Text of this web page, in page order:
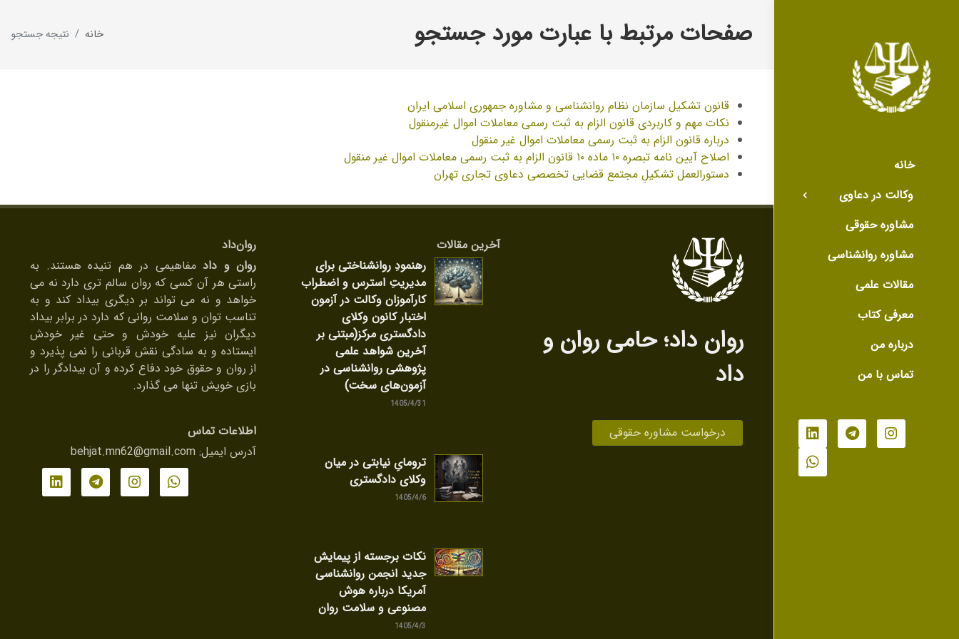
خانه
وکالت در دعاوی
مشاوره حقوقی
مشاوره روانشناسی
مقالات علمی
معرفی کتاب
درباره من
تماس با من
صفحات مرتبط با عبارت مورد جستجو خانه نتیجه جستجو
قانون تشکیل سازمان نظام روانشناسی و مشاوره جمهوری اسلامی ایران
نکات مهم و کاربردی قانون الزام به ثبت رسمی معاملات اموال غیرمنقول
درباره قانون الزام به ثبت رسمی معاملات اموال غیر منقول
اصلاح آیین نامه تبصره ۱۰ ماده ۱۰ قانون الزام به ثبت رسمی معاملات اموال غیر منقول
دستورالعمل تشکیلِ مجتمع قضایی تخصصی دعاوی تجاری تهران
روان داد‌؛ حامی روان‌ و
داد
درخواست مشاوره حقوقی
آخرین مقالات
رهنمودِ روانشناختی برای
مدیریتِ استرس و اضطراب
کارآموزان وکالت در آزمون
اختبار کانون وکلای
دادگستری مرکز(مبتنی بر
آخرین شواهد علمی
پژوهشی روانشناسی در
آزمون‌های سخت)
1405/4/31
ترومایِ نیابتی در میان
وکلای دادگستری
1405/4/6
نکات برجسته از پیمایش
جدید انجمن روانشناسی
آمریکا درباره هوش
مصنوعی و سلامت روان
1405/4/3
روان‌داد
روان و دادمفاهیمی در هم تنیده هستند. به
راستی هر آن کسی که روان سالم تری دارد نه می
خواهد و نه می تواند بر دیگری بیداد کند و به
تناسب توان و سلامت روانی که دارد در برابر بیداد
دیگران نیز علیه خودش و حتی غیر خودش
ایستاده و به سادگی نقش قربانی را نمی پذیرد و
از روان و حقوق خود دفاع کرده و آن بیدادگر را در
بازی خویش تنها می گذارد.
اطلاعات تماس
آدرس ایمیل: behjat.mn62@gmail.com